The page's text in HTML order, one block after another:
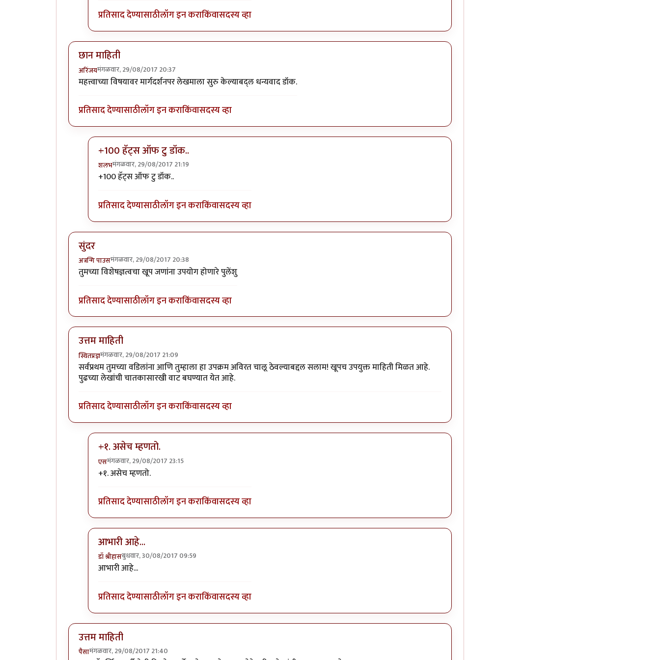
प्रतिसाद देण्यासाठीलॉग इन कराकिंवासदस्य व्हा
छान माहिती
अरिंजयमंगळवार, 29/08/2017 20:37
महत्त्वाच्या विषयावर मार्गदर्शनपर लेखमाला सुरु केल्याबद्ल धन्यवाद डॉक.
प्रतिसाद देण्यासाठीलॉग इन कराकिंवासदस्य व्हा
+100 हॅट्स ऑफ टु डॉक..
शलभमंगळवार, 29/08/2017 21:19
In reply toछान माहितीby
+100 हॅट्स ऑफ टु डॉक..
प्रतिसाद देण्यासाठीलॉग इन कराकिंवासदस्य व्हा
सुंदर
अत्रन्गि पाउसमंगळवार, 29/08/2017 20:38
तुमच्या विशेषज्ञत्वचा खूप जणांना उपयोग होणारे पुलेंशु
प्रतिसाद देण्यासाठीलॉग इन कराकिंवासदस्य व्हा
उत्तम माहिती
स्थितप्रज्ञमंगळवार, 29/08/2017 21:09
सर्वप्रथम तुमच्या वडिलांना आणि तुम्हाला हा उपक्रम अविरत चालू ठेवल्याबद्दल सलाम! खूपच उपयुक्त माहिती मिळत आहे.
पुढच्या लेखांची चातकासारखी वाट बघण्यात येत आहे.
प्रतिसाद देण्यासाठीलॉग इन कराकिंवासदस्य व्हा
+१. असेच म्हणतो.
एसमंगळवार, 29/08/2017 23:15
In reply toउत्तम माहिती
+१. असेच म्हणतो.
प्रतिसाद देण्यासाठीलॉग इन कराकिंवासदस्य व्हा
आभारी आहे...
डॉ श्रीहासबुधवार, 30/08/2017 09:59
In reply toउत्तम माहिती
आभारी आहे...
प्रतिसाद देण्यासाठीलॉग इन कराकिंवासदस्य व्हा
उत्तम माहिती
पैसामंगळवार, 29/08/2017 21:40